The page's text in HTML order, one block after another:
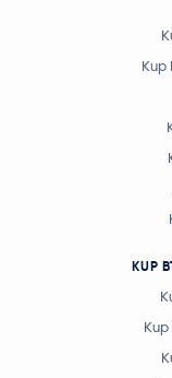
Kup
KUP
Kup